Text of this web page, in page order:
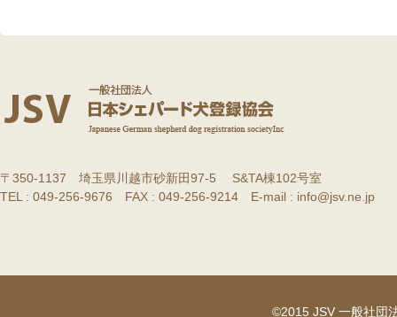
〒350-1137 埼玉県川越市砂新田97-5 S&TA棟102号室
TEL : 049-256-9676 FAX : 049-256-9214 E-mail : info@jsv.ne.jp
©2015 JSV 一般社団